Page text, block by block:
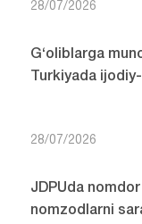
28/07/2026
G‘oliblarga
Turkiyada
28/07/2026
JDPUda
nomzodlarni